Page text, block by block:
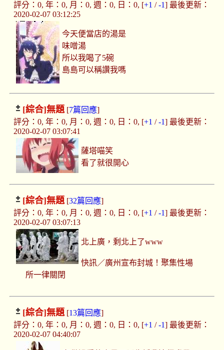
評分：0, 年：0, 月：0, 週：0, 日：0, [+1 /-1] 最後更新：
2020-02-07 03:12:25
今天便當店的湯是
味噌湯
所以我喝了5碗
島島可以稱讚我嗎
[綜合]無題[7篇回應]
評分：0, 年：0, 月：0, 週：0, 日：0, [+1 /-1] 最後更新：
2020-02-07 03:07:41
薩塔喵笑
看了就很開心
[綜合]無題[32篇回應]
評分：0, 年：0, 月：0, 週：0, 日：0, [+1 /-1] 最後更新：
2020-02-07 03:07:13
北上廣，剩北上了www
快訊／廣州宣布封城！聚集性場
所一律關閉
[綜合]無題[13篇回應]
評分：0, 年：0, 月：0, 週：0, 日：0, [+1 /-1] 最後更新：
2020-02-07 04:40:07